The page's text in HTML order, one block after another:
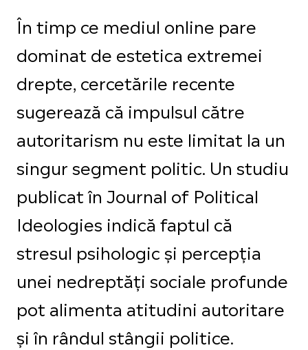
În timp ce mediul online pare
dominat de estetica extremei
drepte, cercetările recente
sugerează că impulsul către
autoritarism nu este limitat la un
singur segment politic. Un studiu
publicat în Journal of Political
Ideologies indică faptul că
stresul psihologic și percepția
unei nedreptăți sociale profunde
pot alimenta atitudini autoritare
și în rândul stângii politice.